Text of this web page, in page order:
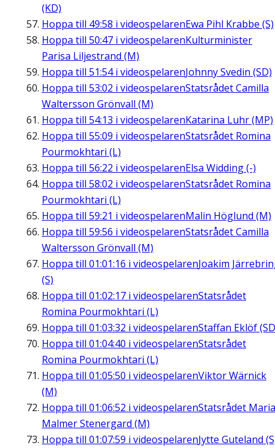
(KD)
Hoppa till 49:58 i videospelarenEwa Pihl Krabbe (S)
Hoppa till 50:47 i videospelarenKulturminister
Parisa Liljestrand (M)
Hoppa till 51:54i videospelarenJohnny Svedin (SD)
Hoppa till 53:02 i videospelarenStatsrådet Camilla
Waltersson Grönvall (M)
Hoppa till 54:13 i videospelarenKatarina Luhr (MP)
Hoppa till 55:09 i videospelarenStatsrådet Romina
Pourmokhtari (L)
Hoppa till 56:22 i videospelarenElsa Widding (-)
Hoppa till 58:02 i videospelarenStatsrådet Romina
Pourmokhtari (L)
Hoppa till 59:21 i videospelarenMalin Höglund (M)
Hoppa till 59:56 i videospelarenStatsrådet Camilla
Waltersson Grönvall (M)
Hoppa till 01:01:16 i videospelarenJoakim
(S)
Hoppa till 01:02:17 i videospelarenStatsrådet
Romina Pourmokhtari (L)
Hoppa till 01:03:32 i videospelarenStaffan Eklöf
Hoppa till 01:04:40 i videospelarenStatsrådet
Romina Pourmokhtari (L)
Hoppa till 01:05:50 i videospelarenViktor Wärnick
(M)
Hoppa till 01:06:52 i videospelarenStatsrådet Maria
Malmer Stenergard (M)
Hoppa till 01:07:59 i videospelarenJytte Guteland